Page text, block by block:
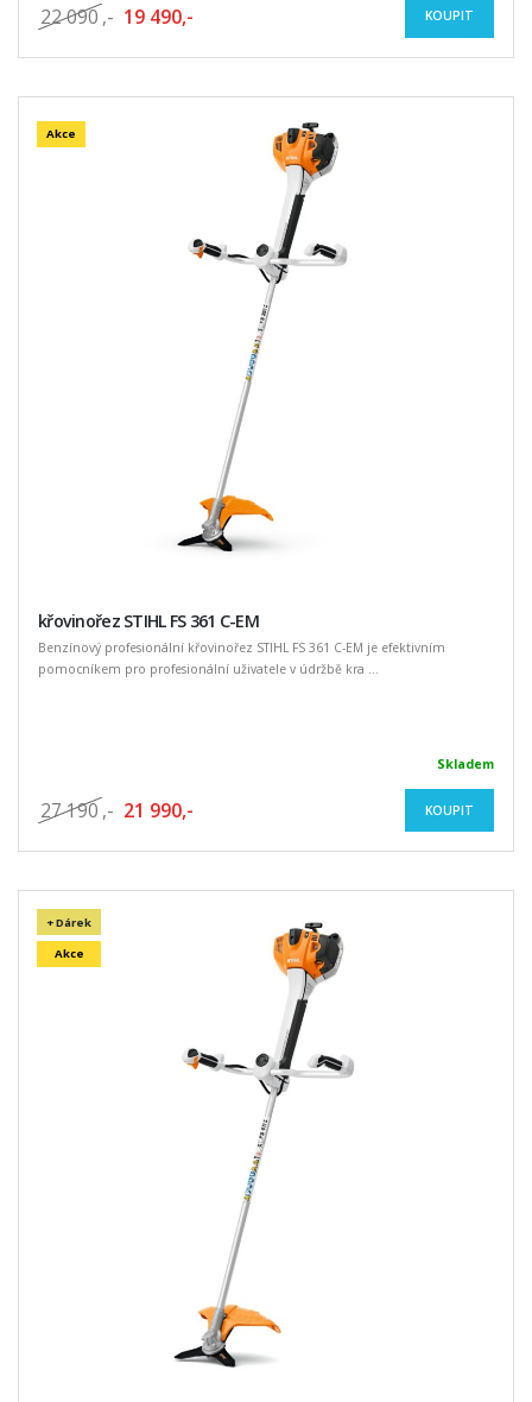
22 090 ,- 19 490,- KOUPIT
Akce
křovinořez STIHL FS 361 C-EM
Benzínový profesionální křovinořez STIHL FS 361 C-EM je efektivním
pomocníkem pro profesionální uživatele v údržbě kra ...
Skladem
27 190 ,- 21 990,- KOUPIT
+ Dárek
Akce